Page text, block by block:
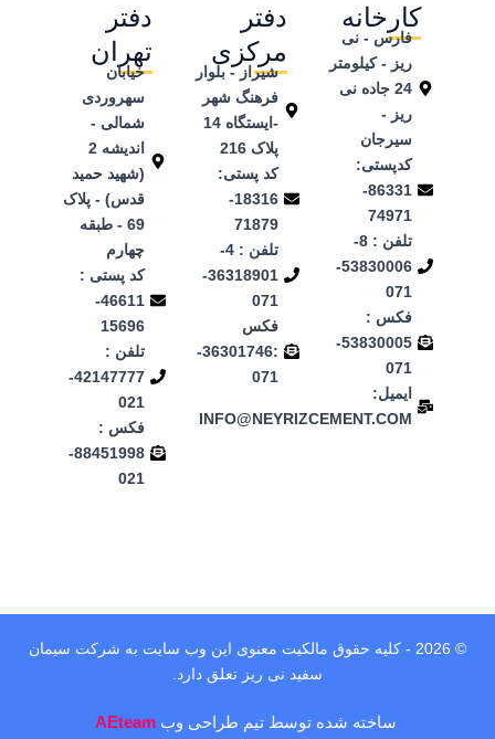
کارخانه
فارس - نی
ریز - کیلومتر
24 جاده نی
ریز -
سیرجان
کدپستی:
86331-
74971
تلفن ‌: 8-
53830006-
071
فکس :
53830005-
071
ایمیل:
INFO@NEYRIZCEMENT.COM
دفتر
مرکزی
شیراز - بلوار
فرهنگ شهر
-ایستگاه 14
پلاک 216
کد پستی:
18316-
71879
تلفن : 4-
36318901-
071
فکس
:36301746-
071
دفتر
تهران
خیابان
سهروردی
شمالی -
اندیشه 2
(شهید حمید
قدس) - پلاک
69 - طبقه
چهارم
کد پستی :
46611-
15696
تلفن :
42147777-
021
فکس :
88451998-
021
© 2026 - کلیه حقوق مالکیت معنوی این وب‌ سایت به شرکت سیمان
سفید نی ریز تعلق دارد.
ساخته شده توسط تیم طراحی وب AEteam